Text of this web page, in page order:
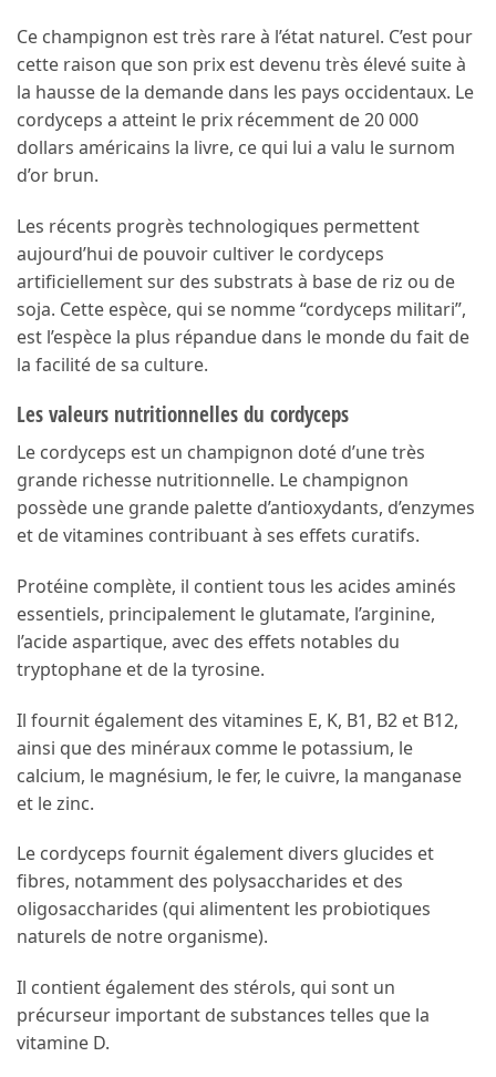
Ce champignon est très rare à l’état naturel. C’est pour
cette raison que son prix est devenu très élevé suite à
la hausse de la demande dans les pays occidentaux. Le
cordyceps a atteint le prix récemment de 20 000
dollars américains la livre, ce qui lui a valu le surnom
d’or brun.
Les récents progrès technologiques permettent
aujourd’hui de pouvoir cultiver le cordyceps
artificiellement sur des substrats à base de riz ou de
soja. Cette espèce, qui se nomme “cordyceps militari”,
est l’espèce la plus répandue dans le monde du fait de
la facilité de sa culture.
Les valeurs nutritionnelles du cordyceps
Le cordyceps est un champignon doté d’une très
grande richesse nutritionnelle. Le champignon
possède une grande palette d’antioxydants, d’enzymes
et de vitamines contribuant à ses effets curatifs.
Protéine complète, il contient tous les acides aminés
essentiels, principalement le glutamate, l’arginine,
l’acide aspartique, avec des effets notables du
tryptophane et de la tyrosine.
Il fournit également des vitamines E, K, B1, B2 et B12,
ainsi que des minéraux comme le potassium, le
calcium, le magnésium, le fer, le cuivre, la manganase
et le zinc.
Le cordyceps fournit également divers glucides et
fibres, notamment des polysaccharides et des
oligosaccharides (qui alimentent les probiotiques
naturels de notre organisme).
Il contient également des stérols, qui sont un
précurseur important de substances telles que la
vitamine D.